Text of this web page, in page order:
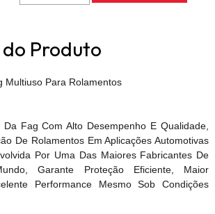
Produto
Multiuso Para Rolamentos
Da Fag Com Alto Desempenho E Qualidade,
De Rolamentos Em Aplicações Automotivas
Por Uma Das Maiores Fabricantes De
Garante Proteção Eficiente, Maior
Performance Mesmo Sob Condições